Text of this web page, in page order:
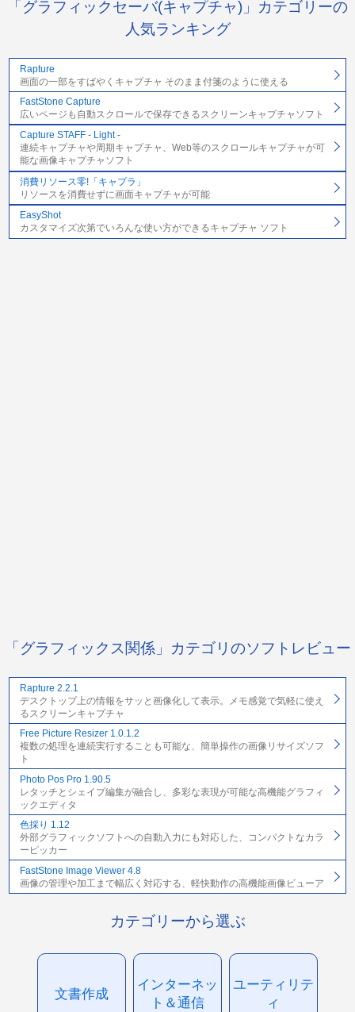
「グラフィックセーバ(キャプチャ)」カテゴリーの
人気ランキング
Rapture
画面の一部をすばやくキャプチャ そのまま付箋のように使える
FastStone Capture
広いページも自動スクロールで保存できるスクリーンキャプチャソフト
Capture STAFF - Light -
連続キャプチャや周期キャプチャ、Web等のスクロールキャプチャが可
能な画像キャプチャソフト
消費リソース零!「キャプラ」
リソースを消費せずに画面キャプチャが可能
EasyShot
カスタマイズ次第でいろんな使い方ができるキャプチャ ソフト
「グラフィックス関係」カテゴリのソフトレビュー
Rapture 2.2.1
デスクトップ上の情報をサッと画像化して表示。メモ感覚で気軽に使え
るスクリーンキャプチャ
Free Picture Resizer 1.0.1.2
複数の処理を連続実行することも可能な、簡単操作の画像リサイズソフ
ト
Photo Pos Pro 1.90.5
レタッチとシェイプ編集が融合し、多彩な表現が可能な高機能グラフィ
ックエディタ
色採り 1.12
外部グラフィックソフトへの自動入力にも対応した、コンパクトなカラ
ーピッカー
FastStone Image Viewer 4.8
画像の管理や加工まで幅広く対応する、軽快動作の高機能画像ビューア
カテゴリーから選ぶ
文書作成
インターネッ
ト＆通信
ユーティリテ
ィ